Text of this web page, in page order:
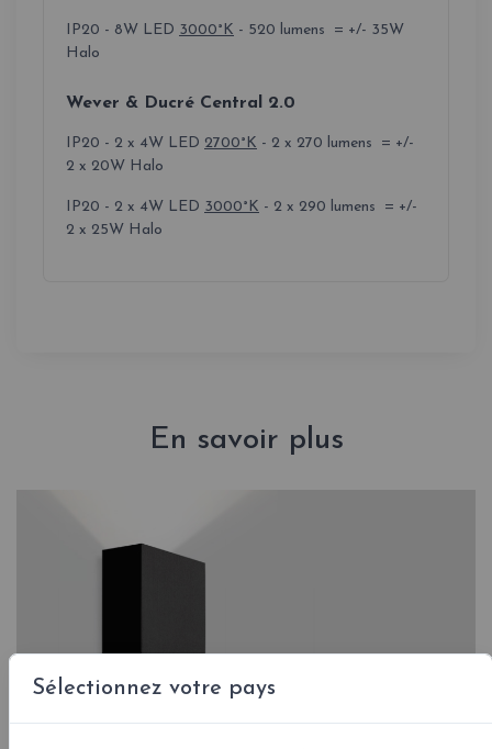
Sélectionnez votre pays
IP20 - 8W LED 3000°K - 520 lumens = +/- 35W
Halo
Wever & Ducré Central 2.0
IP20 - 2 x 4W LED 2700°K - 2 x 270 lumens = +/-
2 x 20W Halo
IP20 - 2 x 4W LED 3000°K - 2 x 290 lumens = +/-
2 x 25W Halo
En savoir plus